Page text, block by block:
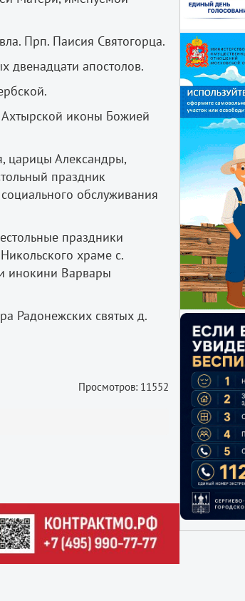
Прп. Паисия Святогорца.
двенадцати апостолов.
иконы Божией
царицы Александры,
праздник
обслуживания
праздники
храме с.
инокини Варвары
Радонежских святых д.
Просмотров: 11552